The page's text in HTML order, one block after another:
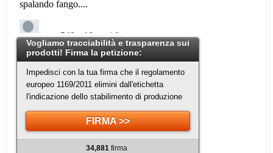
Vogliamo tracciabilità e trasparenza sui
prodotti! Firma la petizione:
Impedisci con la tua firma che il regolamento
europeo 1169/2011 elimini dall'etichetta
l'indicazione dello stabilimento di produzione
FIRMA >>
34,881firma